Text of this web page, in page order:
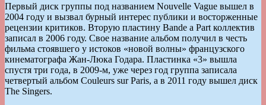
Первый диск группы под названием Nouvelle Vague вышел в
2004 году и вызвал бурный интерес публики и восторженные
рецензии критиков. Вторую пластину Bande a Part коллектив
записал в 2006 году. Свое название альбом получил в честь
фильма стоявшего у истоков «новой волны» французского
кинематографа Жан-Люка Годара. Пластинка «3» вышла
спустя три года, в 2009-м, уже через год группа записала
четвертый альбом Couleurs sur Paris, а в 2011 году вышел диск
The Singers.